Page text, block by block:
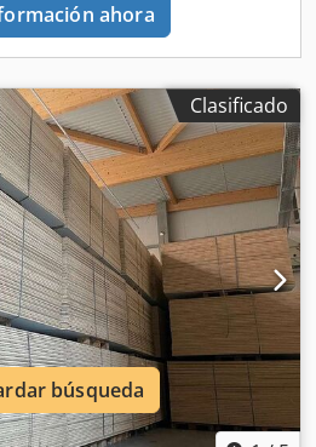
ahora
Clasificado
búsqueda